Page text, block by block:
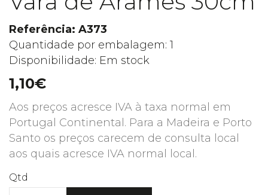
Referência: A373
Quantidade por embalagem: 1
Disponibilidade: Em stock
1,10€
Aos preços acresce IVA à taxa normal em
Portugal Continental. Para a Madeira e Porto
Santo os preços carecem de consulta local
aos quais acresce IVA normal local.
Qtd